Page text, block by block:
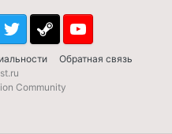
Обратная связь
Twitter Steam Youtube
Community